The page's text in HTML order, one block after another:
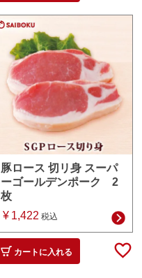
豚ロース 切リ身 スーパ
ーゴールデンポーク 2
枚
¥ 1,422 税込
カートに入れる